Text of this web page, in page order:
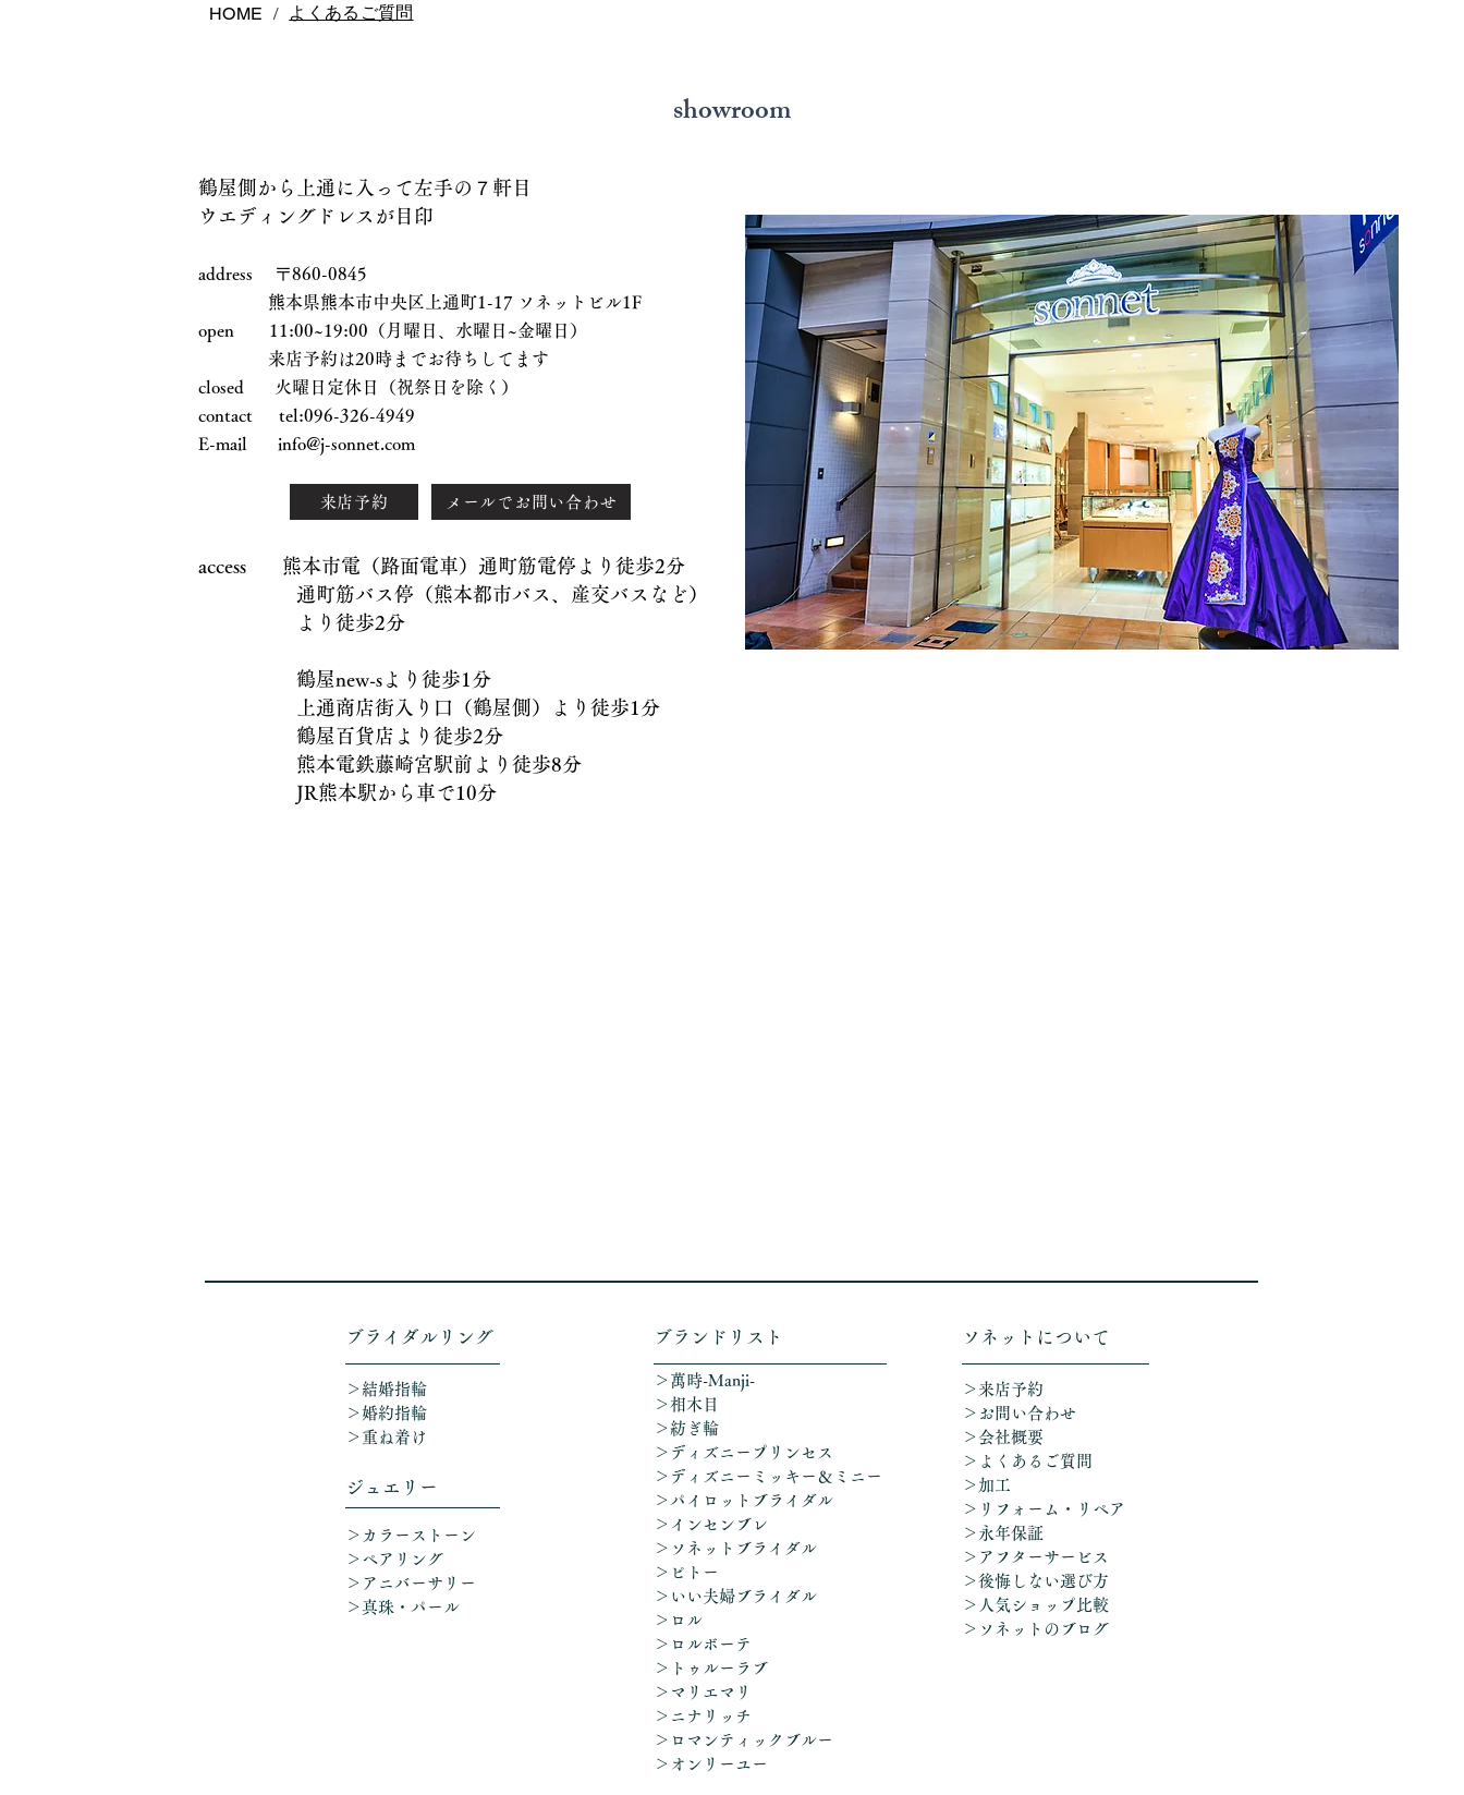
HOME / よくあるご質問
showroom
鶴屋側から上通に入って左手の７軒目
ウエディングドレスが目印
address 〒860-0845
熊本県熊本市中央区上通町1-17 ソネットビル1F
open 11:00~19:00（月曜日、水曜日~金曜日）
来店予約は20時までお待ちしてます
closed 火曜日定休日（祝祭日を除く）
contact tel:096-326-4949
E-mail info@j-sonnet.com
来店予約 メールでお問い合わせ
access 熊本市電（路面電車）通町筋電停より徒歩2分
通町筋バス停（熊本都市バス、産交バスなど）
より徒歩2分
鶴屋new-sより徒歩1分
上通商店街入り口（鶴屋側）より徒歩1分
鶴屋百貨店より徒歩2分
熊本電鉄藤崎宮駅前より徒歩8分
JR熊本駅から車で10分
​ブライダルリング
＞結婚指輪
＞婚約指輪
＞重ね着け​
ジュエリー
＞カラーストーン
＞ペアリング
＞アニバーサリー
​ ＞真珠・パール
​ブランドリスト
＞萬時-Manji-
＞相木目
＞紡ぎ輪
＞ディズニープリンセス
​＞ディズニーミッキー＆ミニー
＞パイロットブライダル
＞インセンブレ
＞ソネットブライダル
＞ピトー
＞いい夫婦ブライダル
＞ロル
＞ロルボーテ
＞トゥルーラブ
＞マリエマリ
＞ニナリッチ
＞ロマンティックブルー
​＞オンリーユー
ソネットについて
＞来店予約
＞お問い合わせ
＞会社概要
＞よくあるご質問
＞加工
​ ＞リフォーム・リペア
＞永年保証
＞アフターサービス
＞後悔しない選び方
​＞人気ショップ比較
​＞ソネットのブログ